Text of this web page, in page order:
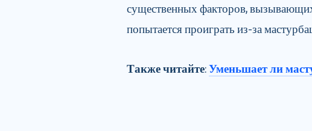
существенных факторов,
попытается проиграть из-за
Также читайте:Уменьшает ли